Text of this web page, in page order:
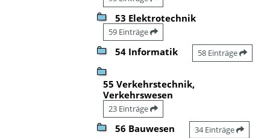
53 Elektrotechnik
59 Einträge
54 Informatik 58 Einträge
55 Verkehrstechnik,
Verkehrswesen
23 Einträge
56 Bauwesen 34 Einträge